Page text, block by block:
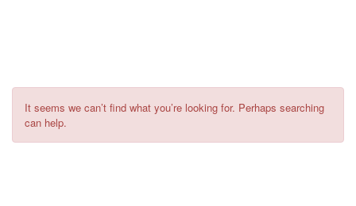
It seems we can’t find what you’re looking for. Perhaps searching
can help.